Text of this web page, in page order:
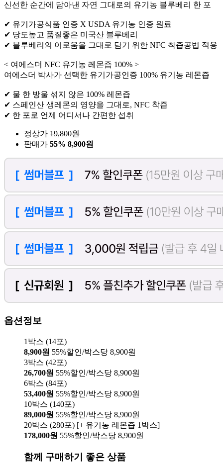
신선한 순간에 담아낸 자연 그대로의 유기농 블루베리 한 포
✔ 유기가공식품 인증 X USDA 유기농 인증 원료
✔ 당도높고 품질좋은 미국산 블루베리
✔ 블루베리의 이로움을 그대로 담기 위한 NFC 착즙공법 적용
< 여에스더 NFC 유기농 레몬즙 100% >
여에스더 박사가 선택한 유기가공인증 100% 유기농 레몬즙
✔ 물 한 방울 섞지 않은 100% 레몬즙
✔ 스페인산 생레몬의 영양을 그대로, NFC 착즙
✔ 한 포로 언제 어디서나 간편한 섭취
정상가 19,800원
판매가 55% 8,900원
옵션정보
1박스 (14포)
8,900원 55%할인/박스당 8,900원
3박스 (42포)
26,700원 55%할인/박스당 8,900원
6박스 (84포)
53,400원 55%할인/박스당 8,900원
10박스 (140포)
89,000원 55%할인/박스당 8,900원
20박스 (280포) [+ 유기농 레몬즙 1박스]
178,000원 55%할인/박스당 8,900원
함께 구매하기 좋은 상품